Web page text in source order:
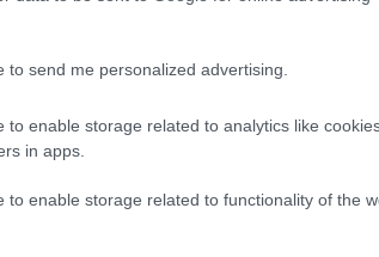
to send me personalized advertising.
to enable storage related to analytics like
in apps.
to enable storage related to functionality of the